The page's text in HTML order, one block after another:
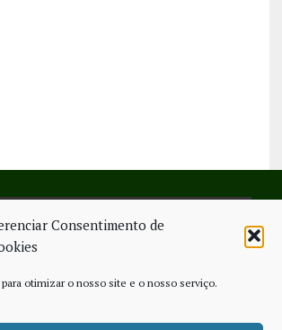
Consentimento de
otimizar o nosso site e o nosso serviço.
FACEBOOK